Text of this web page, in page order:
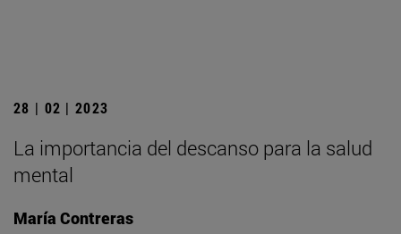
28 | 02 | 2023
La importancia del descanso para la salud
mental
María Contreras